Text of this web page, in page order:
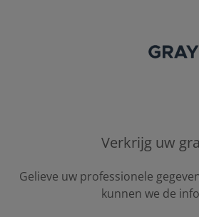
Verkrijg uw
Gelieve uw professionele
kunnen we de